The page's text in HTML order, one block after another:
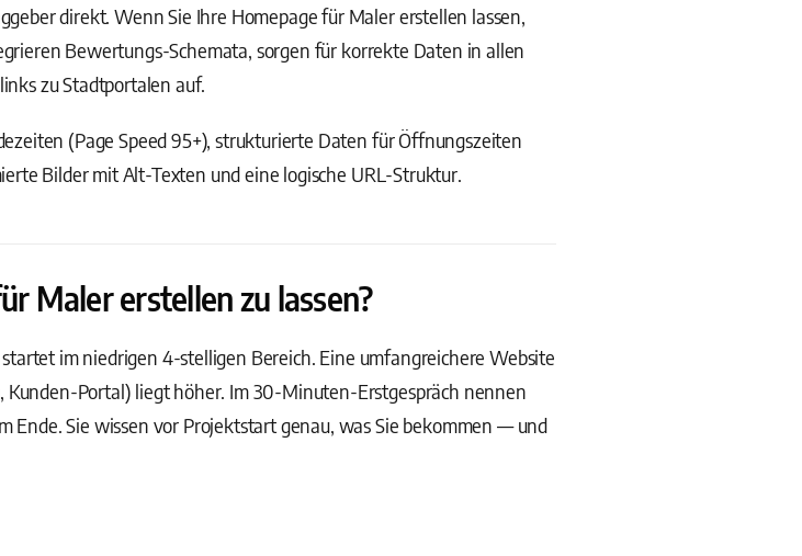
direkt. Wenn Sie Ihre Homepage für Maler erstellen lassen,
Bewertungs-Schemata, sorgen für korrekte Daten in allen
zu Stadtportalen auf.
(Page Speed 95+), strukturierte Daten für Öffnungszeiten
Bilder mit Alt-Texten und eine logische URL-Struktur.
Maler erstellen zu lassen?
im niedrigen 4-stelligen Bereich. Eine umfangreichere Website
Portal) liegt höher. Im 30-Minuten-Erstgespräch nennen
Ende. Sie wissen vor Projektstart genau, was Sie bekommen — und